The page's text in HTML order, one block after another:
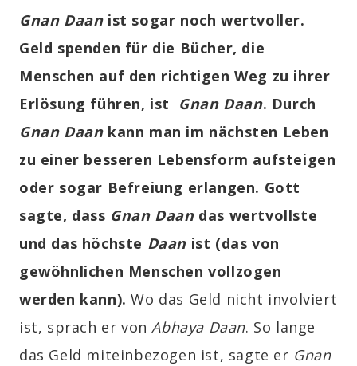
Gnan Daan ist sogar noch wertvoller.
Geld spenden für die Bücher, die
Menschen auf den richtigen Weg zu ihrer
Erlösung führen, ist Gnan Daan. Durch
Gnan Daankann man im nächsten Leben
zu einer besseren Lebensform aufsteigen
oder sogar Befreiung erlangen. Gott
sagte, dass Gnan Daandas wertvollste
und das höchste Daan ist (das von
gewöhnlichen Menschen vollzogen
werden kann). Wo das Geld nicht involviert
ist, sprach er vonAbhaya Daan. So lange
das Geld miteinbezogen ist, sagte er Gnan